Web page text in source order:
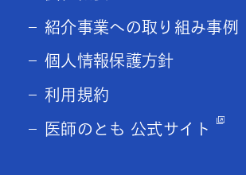
紹介事業への取り組み事例
個人情報保護方針
利用規約
医師のとも 公式サイト